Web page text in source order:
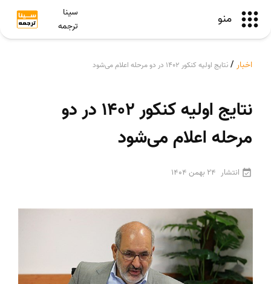
منو
سینا
ترجمه
اخبار / نتایج اولیه کنکور 1402 در دو مرحله اعلام می‌شود
نتایج اولیه کنکور 1402 در دو
مرحله اعلام می‌شود
انتشار 24 بهمن 1404